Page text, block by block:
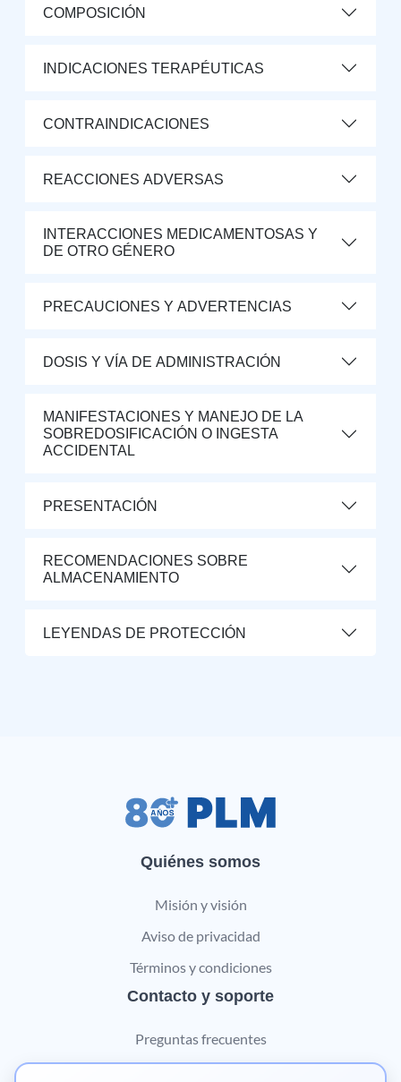
COMPOSICIÓN
INDICACIONES TERAPÉUTICAS
CONTRAINDICACIONES
REACCIONES ADVERSAS
INTERACCIONES MEDICAMENTOSAS Y
DE OTRO GÉNERO
PRECAUCIONES Y ADVERTENCIAS
DOSIS Y VÍA DE ADMINISTRACIÓN
MANIFESTACIONES Y MANEJO DE LA
SOBREDOSIFICACIÓN O INGESTA
ACCIDENTAL
PRESENTACIÓN
RECOMENDACIONES SOBRE
ALMACENAMIENTO
LEYENDAS DE PROTECCIÓN
Quiénes somos
Misión y visión
Aviso de privacidad
Términos y condiciones
Contacto y soporte
Preguntas frecuentes
Contáctanos